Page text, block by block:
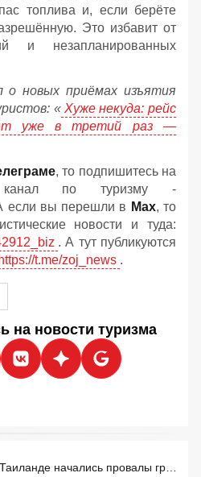
топлива и, если берёте
Это избавит от
и незапланированных
о новых приёмах изъятия
« Хуже некуда: рейс
уже в третий раз —
, то подпишитесь на
по туризму -
если вы перешли в Мах, то
новости и туда:
. А тут публикуются
https://t.me/zoj_news .
на новости туризма